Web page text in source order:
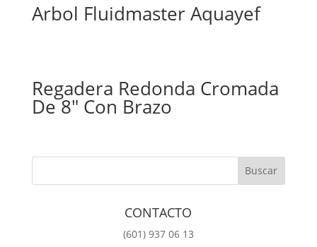
Arbol Fluidmaster Aquayef
Regadera Redonda Cromada
De 8″ Con Brazo
CONTACTO
‎(601) 937 06 13